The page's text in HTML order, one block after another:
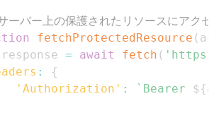
バー上の保護されたリソースにアク
fetchProtectedResource (
response = await fetch (
:
{
'Authorization' : ` Bearer ${